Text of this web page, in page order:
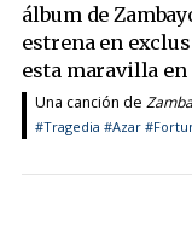
álbum de
estrena en
esta maravilla
Una canción de
#Tragedia #Azar